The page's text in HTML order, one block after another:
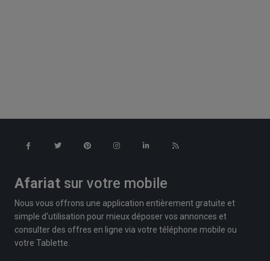
Afariat sur votre mobile
Nous vous offrons une application entièrement gratuite et
simple d'utilisation pour mieux déposer vos annonces et
consulter des offres en ligne via votre téléphone mobile ou
votre Tablette.